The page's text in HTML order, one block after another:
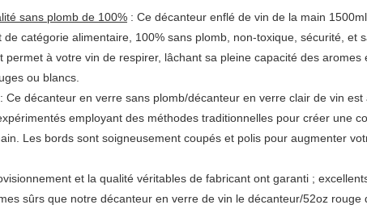
sans plomb de 100% : Ce décanteur enflé de vin de la main
de catégorie alimentaire, 100% sans plomb, non-toxique, sécurité, et
permet à votre vin de respirer, lâchant sa pleine capacité des aromes
ou blancs.
: Ce décanteur en verre sans plomb/décanteur en verre clair de vin
employant des méthodes traditionnelles pour créer une
Les bords sont soigneusement coupés et polis pour augmenter
et la qualité véritables de fabricant ont garanti ;
sûrs que notre décanteur en verre de vin le décanteur/52oz rouge